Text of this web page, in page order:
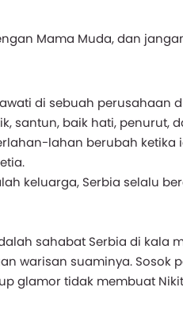
Mama Muda, dan
di sebuah
santun, baik hati,
lahan berubah
keluarga, Serbia selalu
sahabat Serbia di kala
warisan suaminya.
glamor tidak membuat